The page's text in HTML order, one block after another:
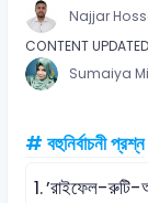
Najjar
CONTENT
Sumaiya
# বহুনির্বাচনী প্রশ্ন
1.’রাইফেল-রুটি-